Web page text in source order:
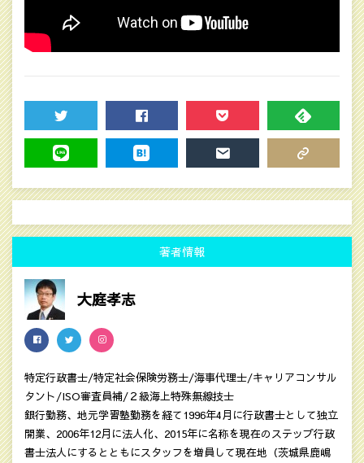
TWEET SHARE POCKET FEEDLY
著者情報
大庭孝志
特定行政書士/特定社会保険労務士/海事代理士/キャリアコンサル
タント/ISO審査員補/２級海上特殊無線技士
銀行勤務、地元学習塾勤務を経て1996年4月に行政書士として独立
開業、2006年12月に法人化、2015年に名称を現在のステップ行政
書士法人にするとともにスタッフを増員して現在地（茨城県鹿嶋